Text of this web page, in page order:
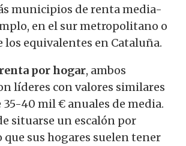
municipios de renta media-
en el sur metropolitano o
los equivalentes en Cataluña.
renta por hogar, ambos
líderes con valores similares
35-40 mil € anuales de media.
situarse un escalón por
que sus hogares suelen tener